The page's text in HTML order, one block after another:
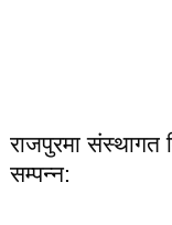
राजपुरमा संस्थागत
सम्पन्न: